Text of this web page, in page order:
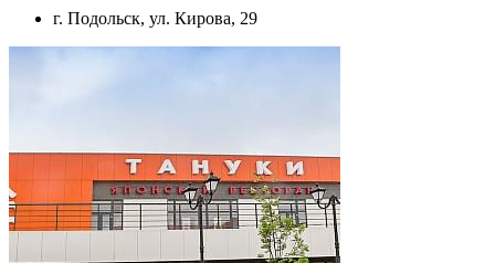
г. Подольск, ул. Кирова, 29